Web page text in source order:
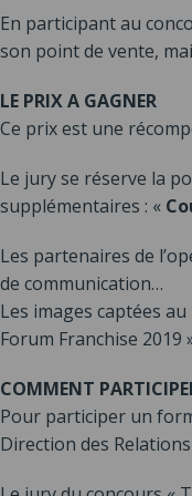
En participant au
son point de vente,
LE PRIX A GAGNER
Ce prix est une
Le jury se réserve la
supplémentaires : «
Les partenaires de
de communication…
Les images captées
Forum Franchise
COMMENT
Pour participer un
Direction des